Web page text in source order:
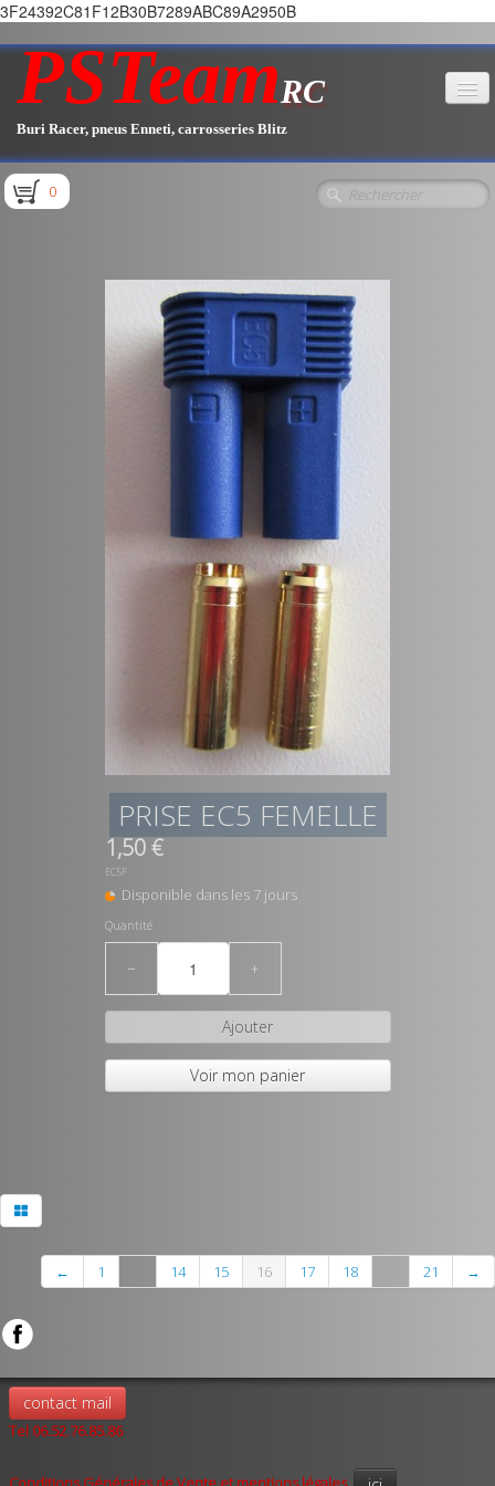
3F24392C81F12B30B7289ABC89A2950B
PSTeamRC
Buri Racer, pneus Enneti, carrosseries Blitz
Accueil
Pièces E1.1 / E1.2
Pièces E1.3
Pièces E2.1
0
PRISE EC5 FEMELLE
1,50 €
EC5F
Disponible dans les 7 jours
Quantité
− +
Ajouter
Voir mon panier
← 1 14 15 16 17 18 21 →
contact mail
Tel 06.52.76.85.86